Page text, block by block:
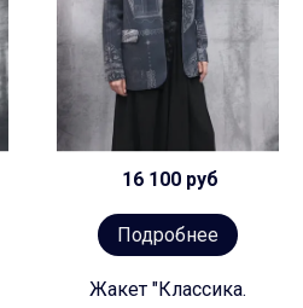
16 100 руб
Подробнее
Жакет "Классика.